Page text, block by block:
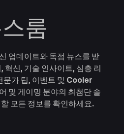
룸
업데이트와 독점 뉴스를 받
혁신, 기술 인사이트, 심층 리
문가 팁, 이벤트 및 Cooler
및 게이밍 분야의 최첨단 솔
모든 정보를 확인하세요.